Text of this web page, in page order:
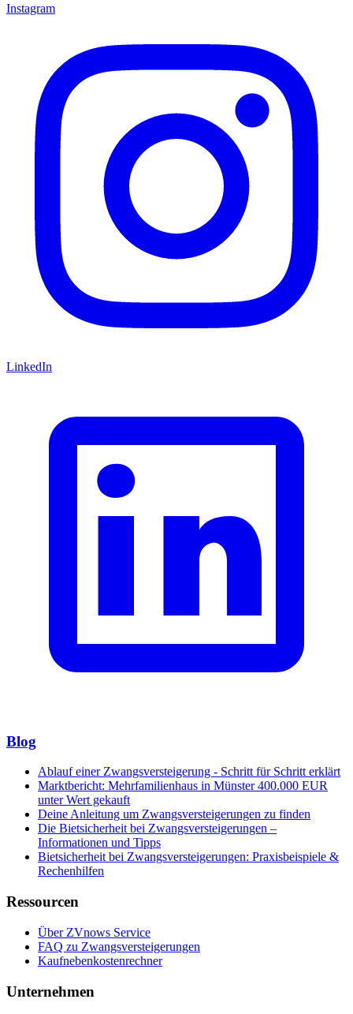
Instagram
LinkedIn
Blog
Ablauf einer Zwangsversteigerung - Schritt für Schritt erklärt
Marktbericht: Mehrfamilienhaus in Münster 400.000 EUR
unter Wert gekauft
Deine Anleitung um Zwangsversteigerungen zu finden
Die Bietsicherheit bei Zwangsversteigerungen –
Informationen und Tipps
Bietsicherheit bei Zwangsversteigerungen: Praxisbeispiele &
Rechenhilfen
Ressourcen
Über ZVnows Service
FAQ zu Zwangsversteigerungen
Kaufnebenkostenrechner
Unternehmen